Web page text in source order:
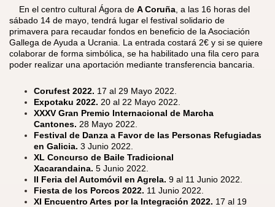
En el centro cultural Ágora de A Coruña, a las 16 horas del
sábado 14 de mayo, tendrá lugar el festival solidario de
primavera para recaudar fondos en beneficio de la Asociación
Gallega de Ayuda a Ucrania. La entrada costará 2€ y si se quiere
colaborar de forma simbólica, se ha habilitado una fila cero para
poder realizar una aportación mediante transferencia bancaria.
Corufest 2022. 17 al 29 Mayo 2022.
Expotaku 2022. 20 al 22 Mayo 2022.
XXXV Gran Premio Internacional de Marcha
Cantones. 28 Mayo 2022.
Festival de Danza a Favor de las Personas Refugiadas
en Galicia. 3 Junio 2022.
XL Concurso de Baile Tradicional
Xacarandaina. 5 Junio 2022.
II Feria del Automóvil en Agrela. 9 al 11 Junio 2022.
Fiesta de los Porcos 2022. 11 Junio 2022.
XI Encuentro Artes por la Integración 2022. 17 al 19